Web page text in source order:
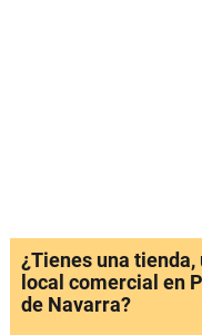
¿Tienes una
local comercial en
de Navarra?